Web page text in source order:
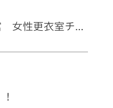
女性更衣室チケ